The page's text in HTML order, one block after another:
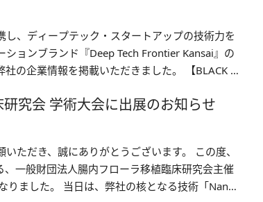
、ディープテック・スタートアップの技術力を
ョンブランド『Deep Tech Frontier Kansai』の
社の企業情報を掲載いただきました。 【BLACK B
究会 学術大会に出展のお知らせ
ただき、誠にありがとうございます。 この度、
一般財団法人腸内フローラ移植臨床研究会主催
りました。 当日は、弊社の核となる技術「NanoG